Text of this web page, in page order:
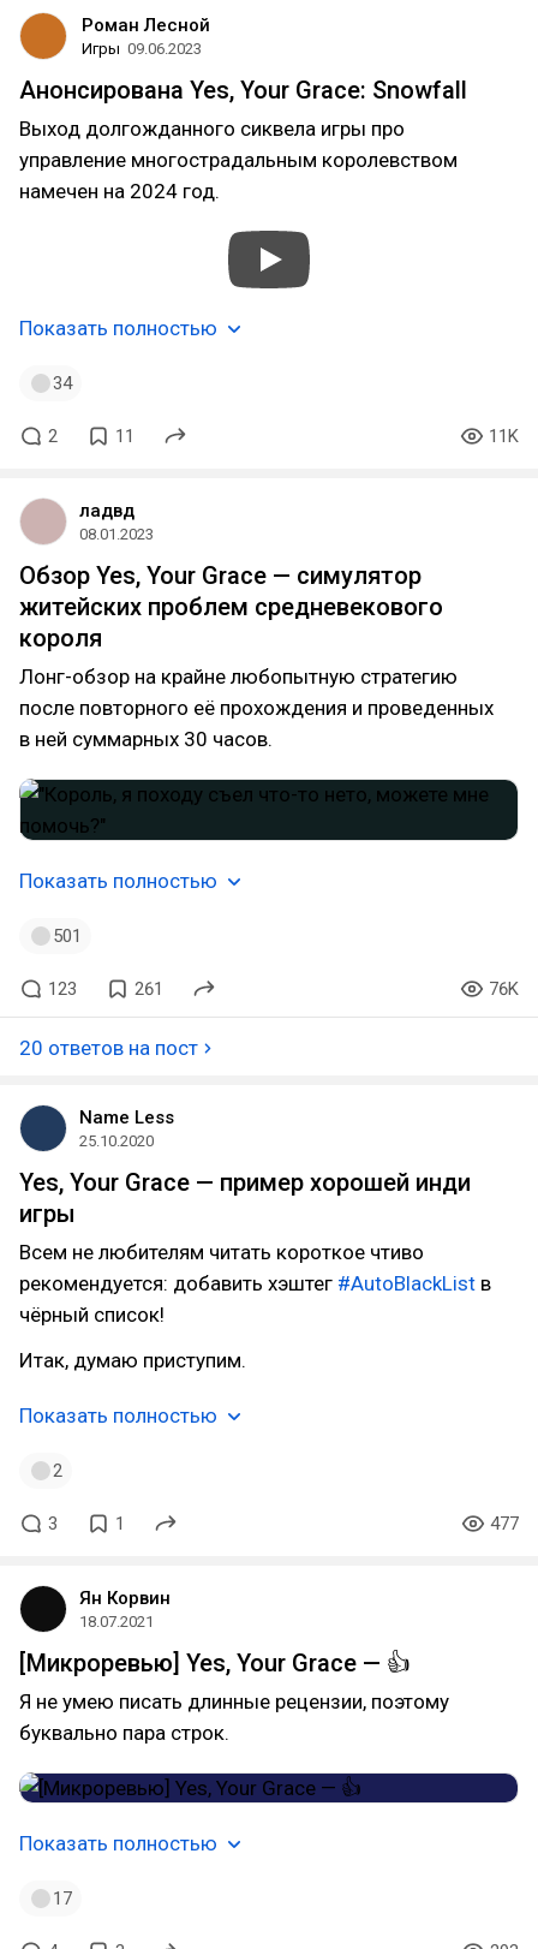
Роман Лесной
Игры 09.06.2023
Анонсирована Yes, Your Grace: Snowfall
Выход долгожданного сиквела игры про
управление многострадальным королевством
намечен на 2024 год.
Показать полностью
34
2 11 11K
ладвд
08.01.2023
Обзор Yes, Your Grace — симулятор
житейских проблем средневекового
короля
Лонг-обзор на крайне любопытную стратегию
после повторного её прохождения и проведенных
в ней суммарных 30 часов.
Показать полностью
501
123 261 76K
20 ответов на пост
Name Less
25.10.2020
Yes, Your Grace — пример хорошей инди
игры
Всем не любителям читать короткое чтиво
рекомендуется: добавить хэштег #AutoBlackList в
чёрный список!
Итак, думаю приступим.
Показать полностью
2
3 1 477
Ян Корвин
18.07.2021
[Микроревью] Yes, Your Grace — 👍
Я не умею писать длинные рецензии, поэтому
буквально пара строк.
Показать полностью
17